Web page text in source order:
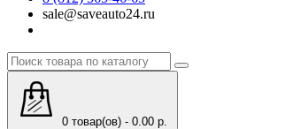
sale@saveauto24.ru
0 товар(ов) - 0.00 р.